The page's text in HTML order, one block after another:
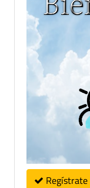
Regístrate